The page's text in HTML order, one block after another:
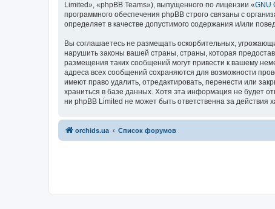
Limited», «phpBB Teams»), выпущенного по лицензии «GNU
программного обеспечения phpBB строго связаны с
определяет в качестве допустимого содержания и/или
Вы соглашаетесь не размещать оскорбительных,
нарушить законы вашей страны, страны, которая
размещения таких сообщений могут привести к вашему
адреса всех сообщений сохраняются для возможности
имеют право удалить, отредактировать, перенести или
храниться в базе данных. Хотя эта информация не будет
ни phpBB Limited не может быть ответственна за действия
orchids.ua Список форумов